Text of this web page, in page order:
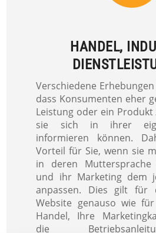
HANDEL,
Verschiedene
dass Konsumenten eher
Leistung oder ein Produkt
sie sich in ihrer
informieren können.
Vorteil für Sie, wenn sie
in deren Muttersprache
und ihr Marketing dem
anpassen. Dies gilt für
Website genauso wie
Handel, Ihre
die